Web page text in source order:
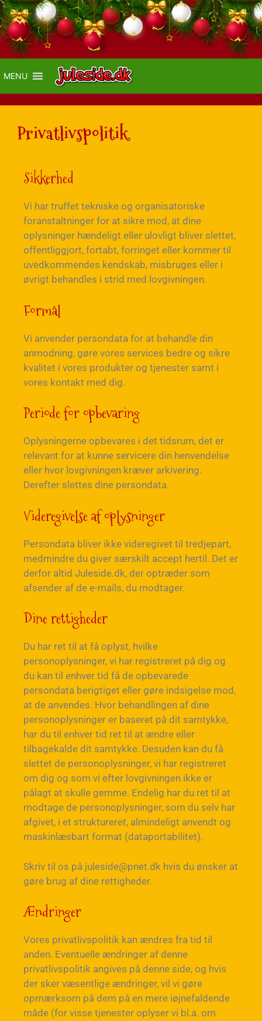
MENU
Privatlivspolitik
Sikkerhed
Vi har truffet tekniske og organisatoriske
foranstaltninger for at sikre mod, at dine
oplysninger hændeligt eller ulovligt bliver slettet,
offentliggjort, fortabt, forringet eller kommer til
uvedkommendes kendskab, misbruges eller i
øvrigt behandles i strid med lovgivningen.
Formål
Vi anvender persondata for at behandle din
anmodning, gøre vores services bedre og sikre
kvalitet i vores produkter og tjenester samt i
vores kontakt med dig.
Periode for opbevaring
Oplysningerne opbevares i det tidsrum, det er
relevant for at kunne servicere din henvendelse
eller hvor lovgivningen kræver arkivering.
Derefter slettes dine persondata.
Videregivelse af oplysninger
Persondata bliver ikke videregivet til tredjepart,
medmindre du giver særskilt accept hertil. Det er
derfor altid Juleside.dk, der optræder som
afsender af de e-mails, du modtager.
Dine rettigheder
Du har ret til at få oplyst, hvilke
personoplysninger, vi har registreret på dig og
du kan til enhver tid få de opbevarede
persondata berigtiget eller gøre indsigelse mod,
at de anvendes. Hvor behandlingen af dine
personoplysninger er baseret på dit samtykke,
har du til enhver tid ret til at ændre eller
tilbagekalde dit samtykke. Desuden kan du få
slettet de personoplysninger, vi har registreret
om dig og som vi efter lovgivningen ikke er
pålagt at skulle gemme. Endelig har du ret til at
modtage de personoplysninger, som du selv har
afgivet, i et struktureret, almindeligt anvendt og
maskinlæsbart format (dataportabilitet).
Skriv til os på juleside@pnet.dk hvis du ønsker at
gøre brug af dine rettigheder.
Ændringer
Vores privatlivspolitik kan ændres fra tid til
anden. Eventuelle ændringer af denne
privatlivspolitik angives på denne side, og hvis
der sker væsentlige ændringer, vil vi gøre
opmærksom på dem på en mere iøjnefaldende
måde (for visse tjenester oplyser vi bl.a. om